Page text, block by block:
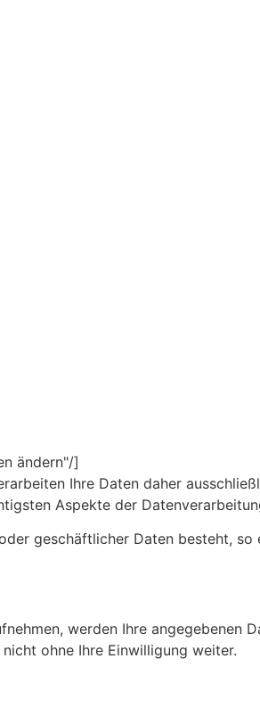
ändern"/]
Ihre Daten daher
Aspekte der
geschäftlicher Daten besteht,
werden Ihre angegebenen
ohne Ihre Einwilligung weiter.